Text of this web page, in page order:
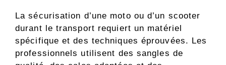
La sécurisation d’une moto ou d’un scooter
durant le transport requiert un matériel
spécifique et des techniques éprouvées. Les
professionnels utilisent des sangles de